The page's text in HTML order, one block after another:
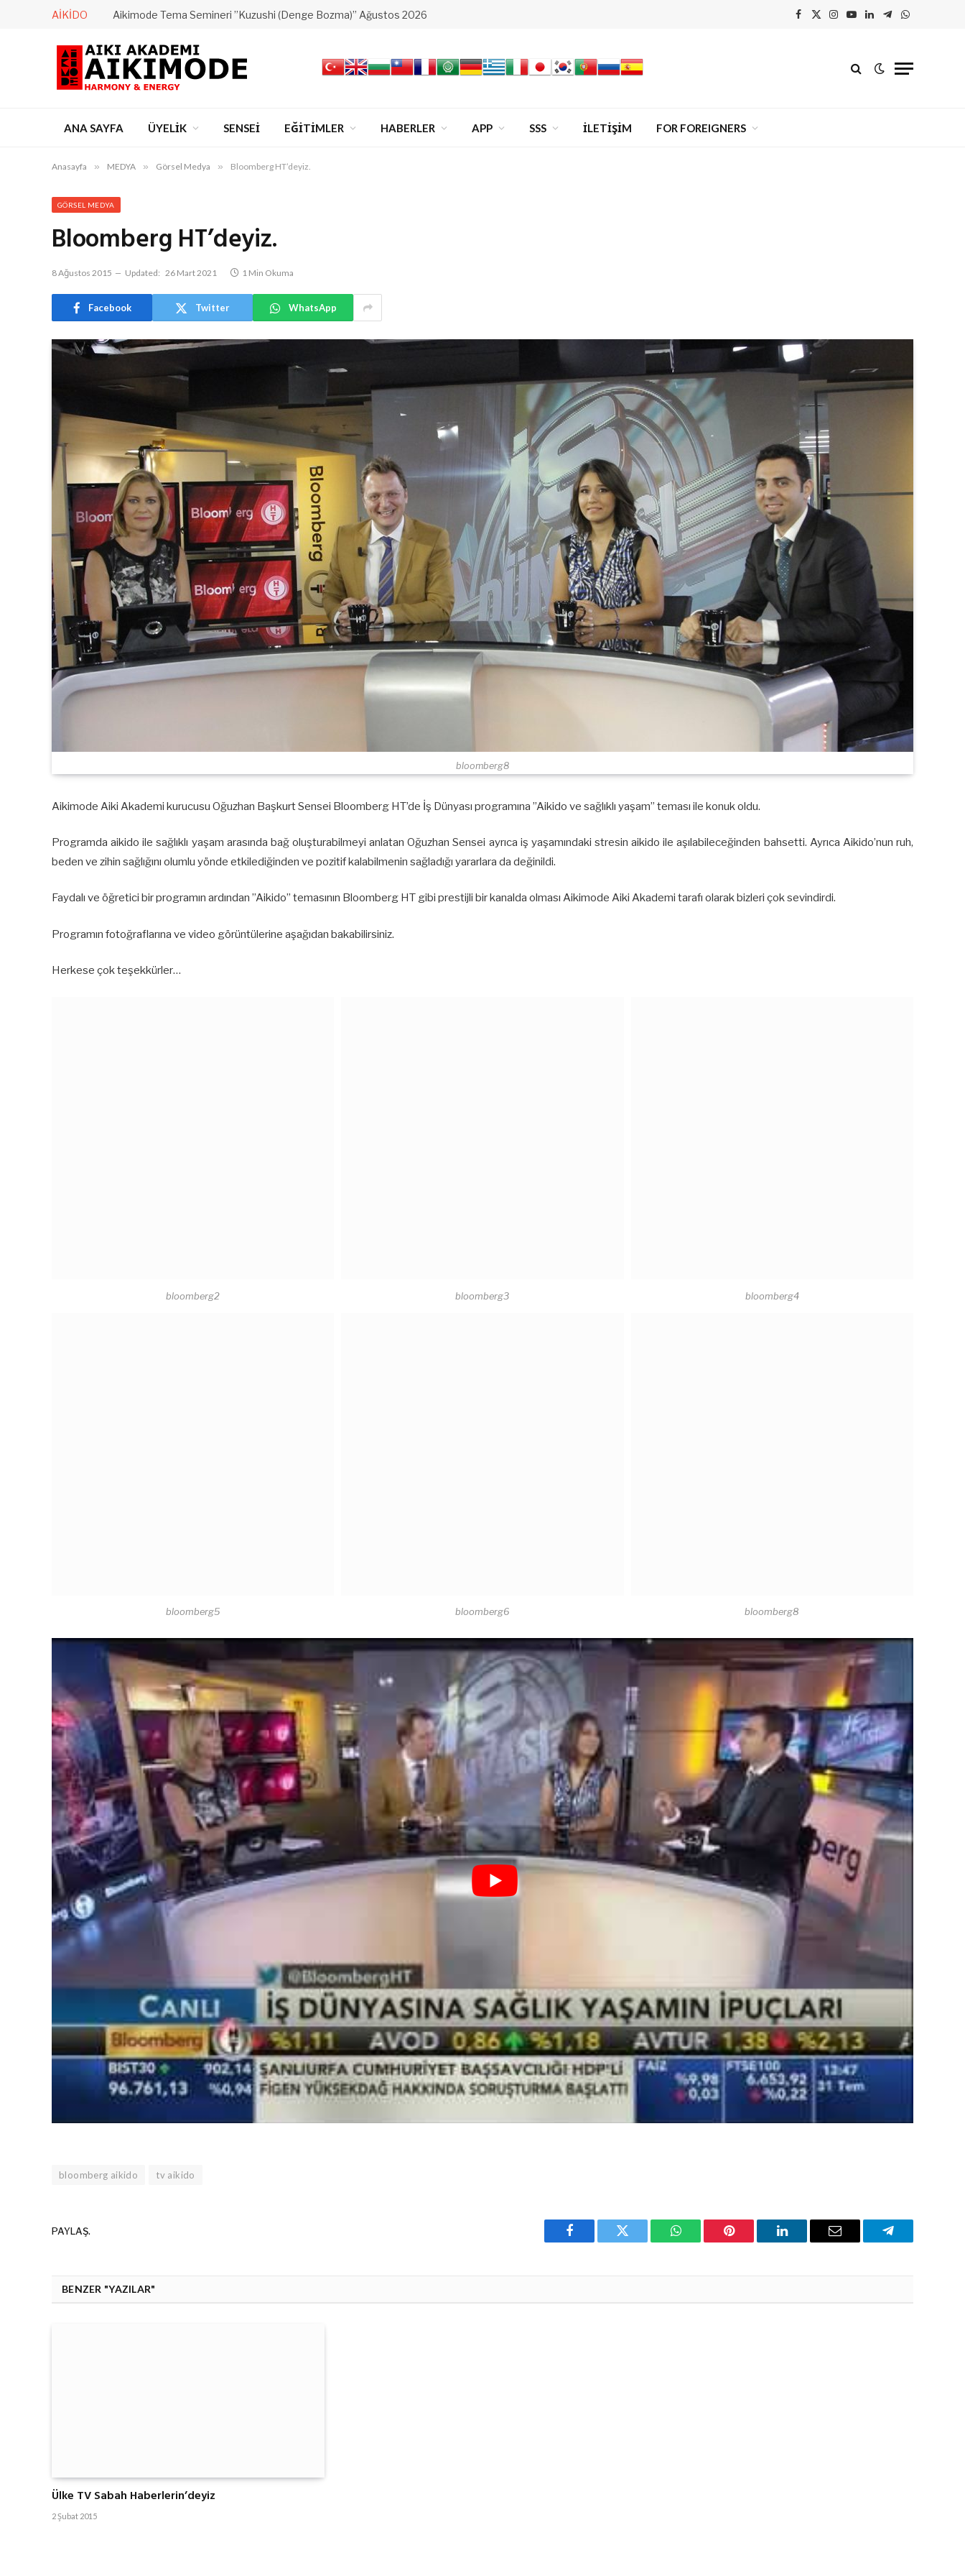
AIKIDO Aikimode Tema Semineri ”Kuzushi (Denge Bozma)” Ağustos 2026
Facebook
X
Instagram
YouTube
Linkedin'de
Telegram
WhatsApp
ANA SAYFA ÜYELİK SENSEİ EĞİTİMLER HABERLER APP SSS İLETİŞİM FOR FOREIGNERS
Anasayfa » MEDYA » Görsel Medya » Bloomberg HT’deyiz.
GÖRSEL MEDYA
Bloomberg HT’deyiz.
8 Ağustos 2015 Updated: 26 Mart 2021 1 Min Okuma
Facebook Twitter WhatsApp
bloomberg8
Aikimode Aiki Akademi kurucusu Oğuzhan Başkurt Sensei Bloomberg HT’de İş Dünyası programına ”Aikido ve sağlıklı yaşam” teması ile konuk oldu.
Programda aikido ile sağlıklı yaşam arasında bağ oluşturabilmeyi anlatan Oğuzhan Sensei ayrıca iş yaşamındaki stresin aikido ile aşılabileceğinden bahsetti. Ayrıca Aikido’nun ruh,
beden ve zihin sağlığını olumlu yönde etkilediğinden ve pozitif kalabilmenin sağladığı yararlara da değinildi.
Faydalı ve öğretici bir programın ardından ”Aikido” temasının Bloomberg HT gibi prestijli bir kanalda olması Aikimode Aiki Akademi tarafı olarak bizleri çok sevindirdi.
Programın fotoğraflarına ve video görüntülerine aşağıdan bakabilirsiniz.
Herkese çok teşekkürler…
bloomberg2 bloomberg3 bloomberg4
bloomberg5 bloomberg6 bloomberg8
bloomberg aikido tv aikido
PAYLAŞ.
Facebook Twitter WhatsAppPinterest
Linkedin'deEmail Telegram
BENZER "YAZILAR"
Ülke TV Sabah Haberlerin’deyiz
2 Şubat 2015